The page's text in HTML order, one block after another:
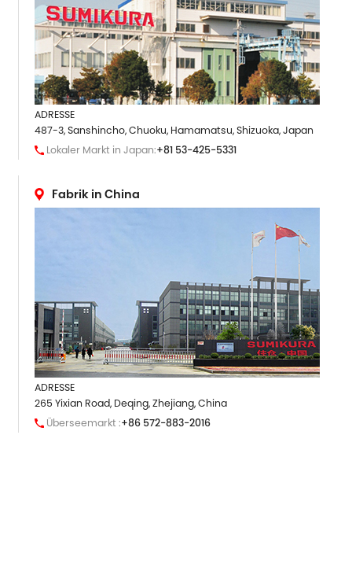
ADRESSE
487-3, Sanshincho, Chuoku, Hamamatsu, Shizuoka, Japan
Lokaler Markt in Japan:+81 53-425-5331
Fabrik in China
ADRESSE
265 Yixian Road, Deqing, Zhejiang, China
Überseemarkt :+86 572-883-2016